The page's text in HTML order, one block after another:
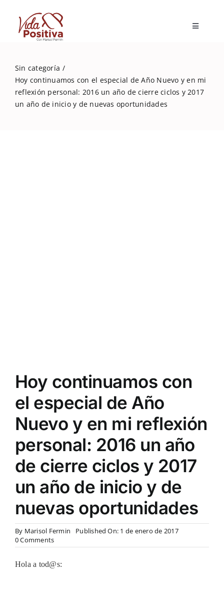
content
Toggle
Blog
Sin categoría
Hoy continuamos con el especial de Año Nuevo y en mi
reflexión personal: 2016 un año de cierre ciclos y 2017
un año de inicio y de nuevas oportunidades
Hoy continuamos con
el especial de Año
Nuevo y en mi reflexión
personal: 2016 un año
de cierre ciclos y 2017
un año de inicio y de
nuevas oportunidades
By Marisol Fermin
Published On: 1 de enero de 2017
0 Commentson
Hoy
con
Hola a tod@s: